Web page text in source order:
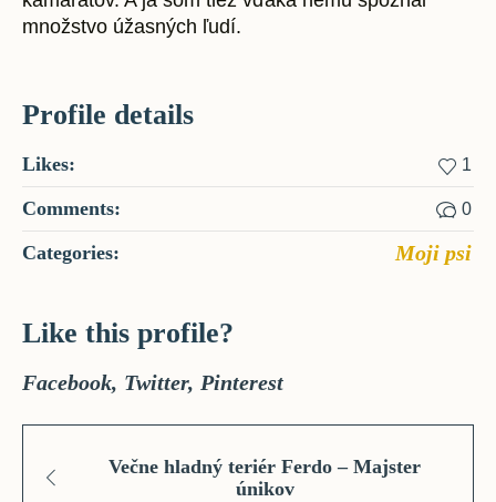
množstvo úžasných ľudí.
Profile details
Likes: 1
Comments: 0
Categories: Moji psi
Like this profile?
Facebook Twitter Pinterest
Večne hladný teriér Ferdo – Majster
únikov